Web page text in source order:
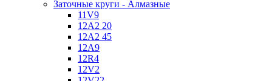
Заточные круги - Алмазные
11V9
12A2 20
12A2 45
12A9
12R4
12V2